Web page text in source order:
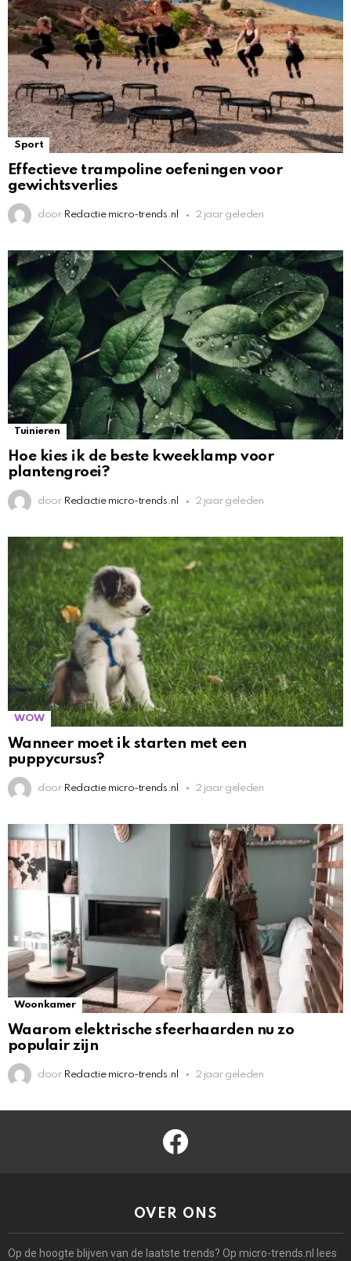
Sport
Effectieve trampoline oefeningen voor
gewichtsverlies
door Redactie micro-trends.nl 2 jaar geleden
Tuinieren
Hoe kies ik de beste kweeklamp voor
plantengroei?
door Redactie micro-trends.nl 2 jaar geleden
WOW
Wanneer moet ik starten met een
puppycursus?
door Redactie micro-trends.nl 2 jaar geleden
Woonkamer
Waarom elektrische sfeerhaarden nu zo
populair zijn
door Redactie micro-trends.nl 2 jaar geleden
facebook
OVER ONS
Op de hoogte blijven van de laatste trends? Op micro-trends.nl lees